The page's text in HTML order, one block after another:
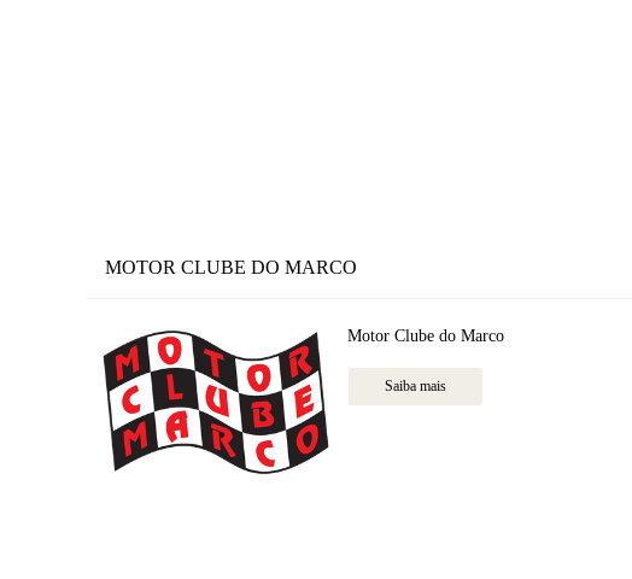
MOTOR CLUBE DO MARCO
Motor Clube do Marco
Saiba mais